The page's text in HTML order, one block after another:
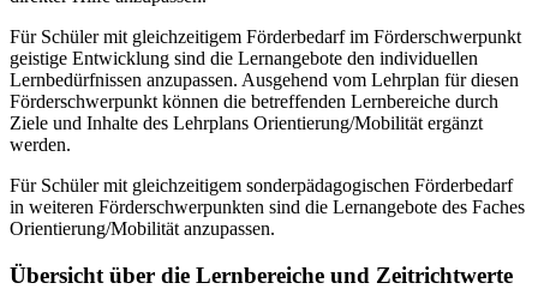
Für Schüler mit gleichzeitigem Förderbedarf im Förderschwerpunkt
geistige Entwicklung sind die Lernangebote den individuellen
Lernbedürfnissen anzupassen. Ausgehend vom Lehrplan für diesen
Förderschwerpunkt können die betreffenden Lernbereiche durch
Ziele und Inhalte des Lehrplans Orientierung/Mobilität ergänzt
werden.
Für Schüler mit gleichzeitigem sonderpädagogischen Förderbedarf
in weiteren Förderschwerpunkten sind die Lernangebote des Faches
Orientierung/Mobilität anzupassen.
Übersicht über die Lernbereiche und Zeitrichtwerte